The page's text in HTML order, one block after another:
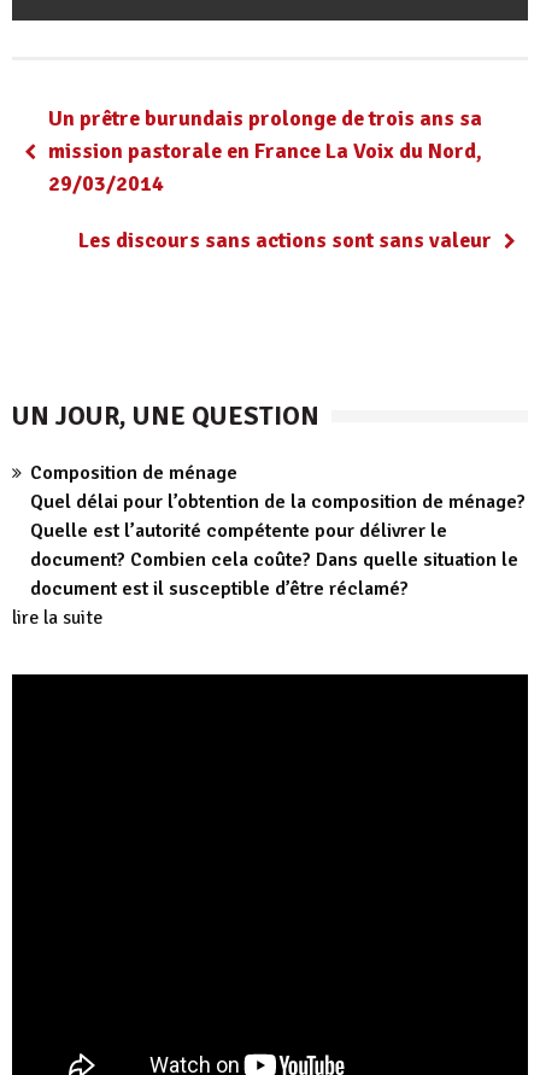
Un prêtre burundais prolonge de trois ans sa
mission pastorale en France La Voix du Nord,
29/03/2014
Les discours sans actions sont sans valeur
UN JOUR, UNE QUESTION
Composition de ménage
Quel délai pour l’obtention de la composition de ménage?
Quelle est l’autorité compétente pour délivrer le
document? Combien cela coûte? Dans quelle situation le
document est il susceptible d’être réclamé?
lire la suite